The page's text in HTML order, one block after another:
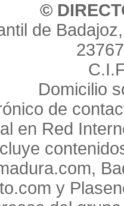
©
de
Domicilio
de
en Red
y